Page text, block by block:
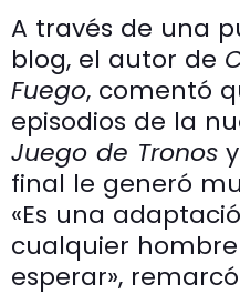
A través de una
blog, el autor de
Fuego, comentó
episodios de la
Juego de Tronos
final le generó
«Es una
cualquier
esperar»,